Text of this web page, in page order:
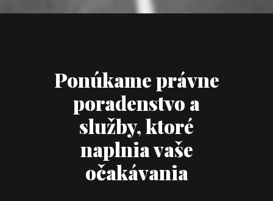
Ponúkame právne
poradenstvo a
služby, ktoré
naplnia vaše
očakávania